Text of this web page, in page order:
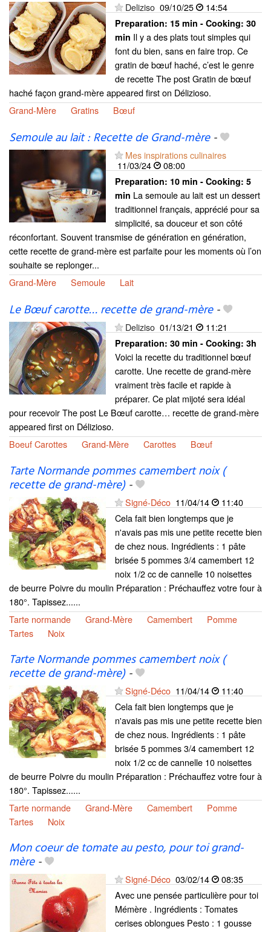
Deliziso 09/10/25 14:54
Preparation: 15 min - Cooking: 30
min Il y a des plats tout simples qui
font du bien, sans en faire trop. Ce
gratin de bœuf haché, c’est le genre
de recette The post Gratin de bœuf
haché façon grand-mère appeared first on Délizioso.
Grand-Mère
Gratins Bœuf
Semoule au lait : Recette de Grand-mère-
Mes inspirations culinaires
11/03/24
08:00
Preparation: 10 min - Cooking: 5
min La semoule au lait est un dessert
traditionnel français, apprécié pour sa
simplicité, sa douceur et son côté
réconfortant. Souvent transmise de génération en génération,
cette recette de grand-mère est parfaite pour les moments où l’on
souhaite se replonger...
Grand-Mère
Semoule Lait
Le Bœuf carotte… recette de grand-mère-
Deliziso 01/13/21 11:21
Preparation: 30 min - Cooking: 3h
Voici la recette du traditionnel bœuf
carotte. Une recette de grand-mère
vraiment très facile et rapide à
préparer. Ce plat mijoté sera idéal
pour recevoir The post Le Bœuf carotte… recette de grand-mère
appeared first on Délizioso.
Boeuf Carottes
Grand-Mère Carottes Bœuf
Tarte Normande pommes camembert noix (
recette de grand-mère)-
Signé-Déco 11/04/14
11:40
Cela fait bien longtemps que je
n'avais pas mis une petite recette bien
de chez nous. Ingrédients : 1 pâte
brisée 5 pommes 3/4 camembert 12
noix 1/2 cc de cannelle 10 noisettes
de beurre Poivre du moulin Préparation : Préchauffez votre four à
180°. Tapissez......
Tarte normande
Grand-Mère Camembert
Pomme
Tartes
Noix
Tarte Normande pommes camembert noix (
recette de grand-mère)-
Signé-Déco 11/04/14
11:40
Cela fait bien longtemps que je
n'avais pas mis une petite recette bien
de chez nous. Ingrédients : 1 pâte
brisée 5 pommes 3/4 camembert 12
noix 1/2 cc de cannelle 10 noisettes
de beurre Poivre du moulin Préparation : Préchauffez votre four à
180°. Tapissez......
Tarte normande
Grand-Mère Camembert
Pomme
Tartes
Noix
Mon coeur de tomate au pesto, pour toi grand-
mère-
Signé-Déco 03/02/14
08:35
Avec une pensée particulière pour toi
Mémère . Ingrédients : Tomates
cerises oblongues Pesto : 1 gousse